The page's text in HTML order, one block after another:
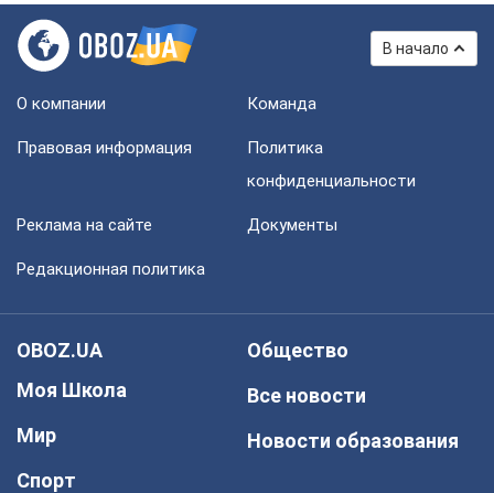
В начало
О компании Команда
Правовая информация
Политика
конфиденциальности
Реклама на сайте Документы
Редакционная политика
OBOZ.UA
Моя Школа
Мир
Спорт
Общество
Все новости
Новости образования